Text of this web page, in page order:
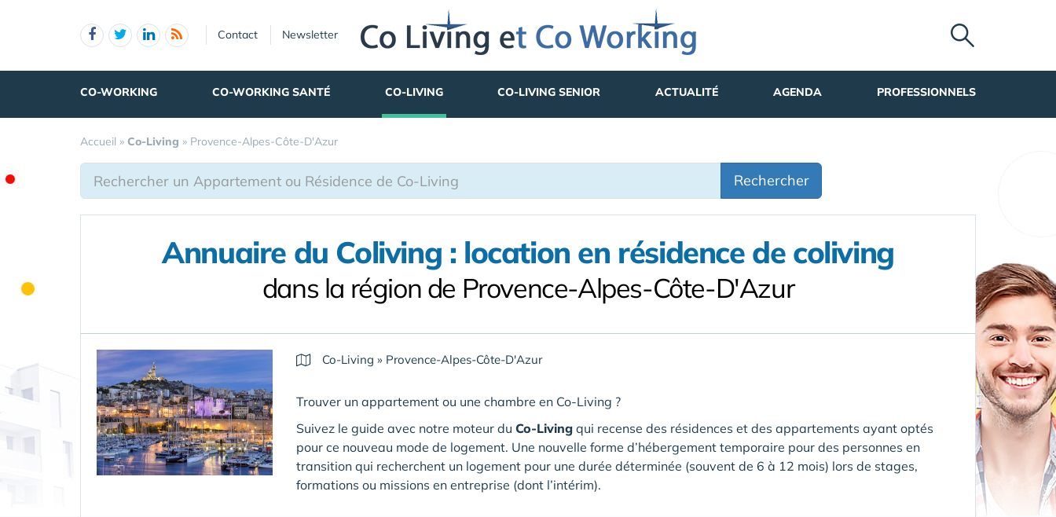
Contact Newsletter
CO-WORKING CO-WORKING SANTÉ CO-LIVING CO-LIVING SENIOR ACTUALITÉ AGENDA PROFESSIONNELS
Accueil » Co-Living » Provence-Alpes-Côte-D'Azur
Rechercher
Annuaire du Coliving : location en résidence de coliving
dans la région de Provence-Alpes-Côte-D'Azur
Co-Living » Provence-Alpes-Côte-D'Azur
Trouver un appartement ou une chambre en Co-Living ?
Suivez le guide avec notre moteur du Co-Living qui recense des résidences et des appartements ayant optés
pour ce nouveau mode de logement. Une nouvelle forme d’hébergement temporaire pour des personnes en
transition qui recherchent un logement pour une durée déterminée (souvent de 6 à 12 mois) lors de stages,
formations ou missions en entreprise (dont l’intérim).